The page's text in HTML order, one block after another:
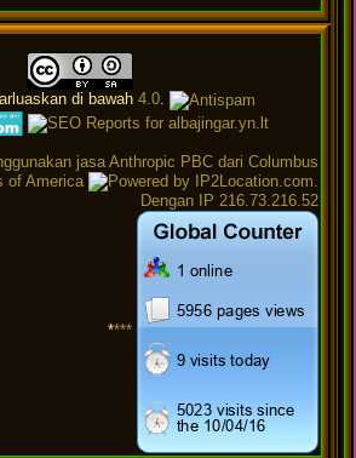
di bawah 4.0.
jasa Anthropic PBC dari Columbus
of America
Dengan IP 216.73.216.52
****